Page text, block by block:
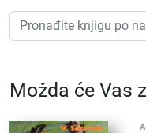
Možda će Vas